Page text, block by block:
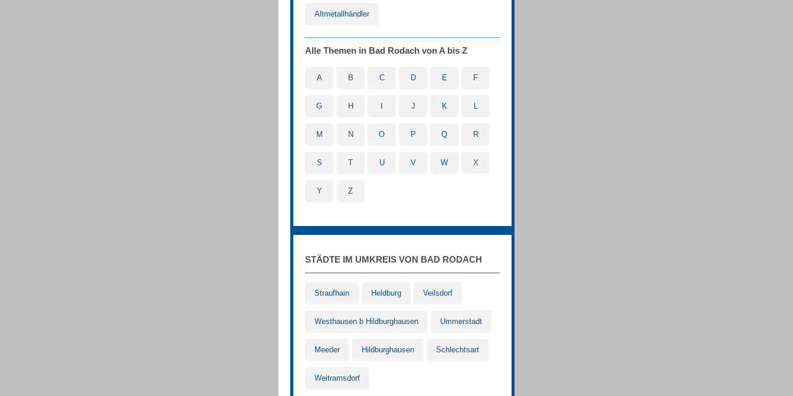
Altmetallhändler
Alle Themen in Bad Rodach von A bis Z
A B C D E F
G H J K L
M N O P Q R
S T U V W X
Y Z
STÄDTE IM UMKREIS VON BAD RODACH
Straufhain Heldburg Veilsdorf
Westhausen b Hildburghausen Ummerstadt
Meeder Hildburghausen Schlechtsart
Weitramsdorf